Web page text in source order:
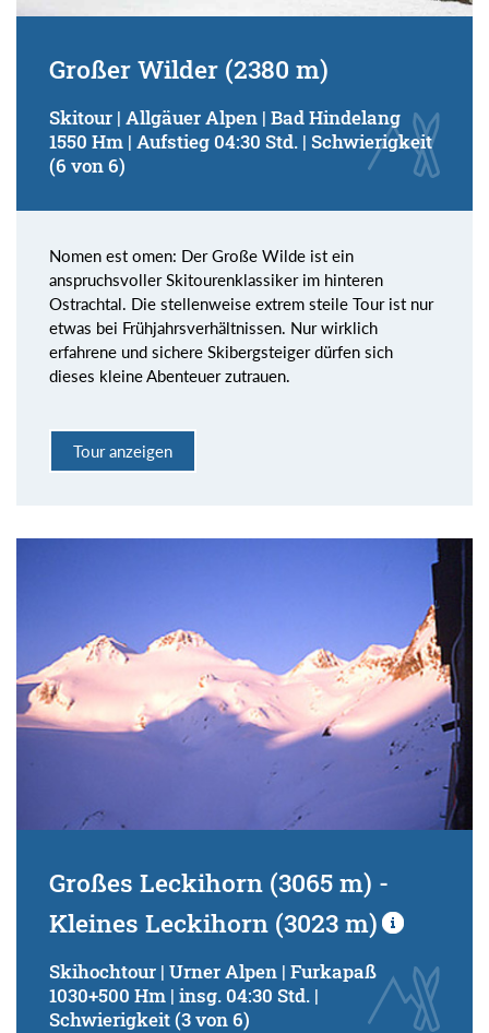
Großer Wilder (2380 m)
Skitour | Allgäuer Alpen | Bad Hindelang
1550 Hm | Aufstieg 04:30 Std. | Schwierigkeit
(6 von 6)
Nomen est omen: Der Große Wilde ist ein
anspruchsvoller Skitourenklassiker im hinteren
Ostrachtal. Die stellenweise extrem steile Tour ist nur
etwas bei Frühjahrsverhältnissen. Nur wirklich
erfahrene und sichere Skibergsteiger dürfen sich
dieses kleine Abenteuer zutrauen.
Tour anzeigen
Großes Leckihorn (3065 m) -
Kleines Leckihorn (3023 m)
Skihochtour | Urner Alpen | Furkapaß
1030+500 Hm | insg. 04:30 Std. |
Schwierigkeit (3 von 6)